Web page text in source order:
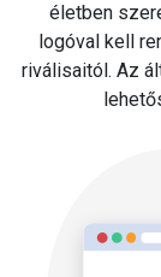
életben
logóval kell
riválisaitól. Az